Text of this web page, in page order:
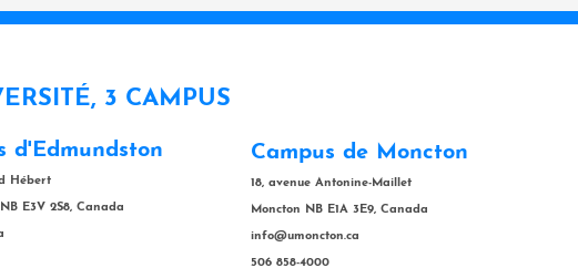
3 CAMPUS
d'Edmundston
Hébert
E3V 2S8, Canada
Campus de Moncton
18, avenue Antonine-Maillet
Moncton NB E1A 3E9, Canada
info@umoncton.ca
506 858-4000